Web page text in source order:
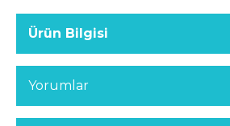
Ürün Bilgisi
Yorumlar